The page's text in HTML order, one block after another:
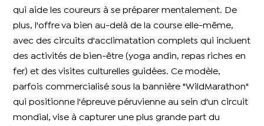
qui aide les coureurs à se préparer mentalement. De
plus, l'offre va bien au-delà de la course elle-même,
avec des circuits d'acclimatation complets qui incluent
des activités de bien-être (yoga andin, repas riches en
fer) et des visites culturelles guidées. Ce modèle,
parfois commercialisé sous la bannière "WildMarathon"
qui positionne l'épreuve péruvienne au sein d'un circuit
mondial, vise à capturer une plus grande part du